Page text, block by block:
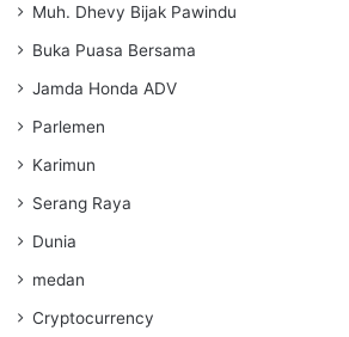
Muh. Dhevy Bijak Pawindu
Buka Puasa Bersama
Jamda Honda ADV
Parlemen
Karimun
Serang Raya
Dunia
medan
Cryptocurrency